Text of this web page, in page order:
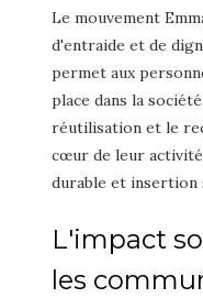
Le mouvement
d'entraide et de
permet aux
place dans la
réutilisation et le
cœur de leur
durable et insertion
L'impact
les